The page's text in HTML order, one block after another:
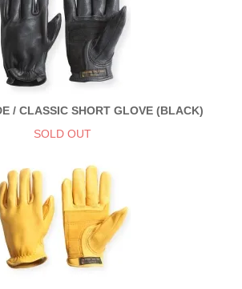
/ CLASSIC SHORT GLOVE (BLACK)
SOLD OUT